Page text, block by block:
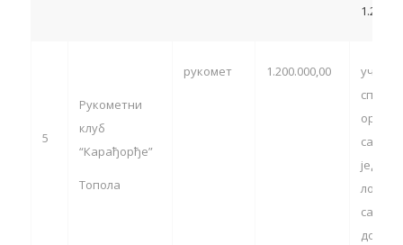
5
Рукометни
клуб
“Карађорђе”
Топола
рукомет 1.200.000,00
са